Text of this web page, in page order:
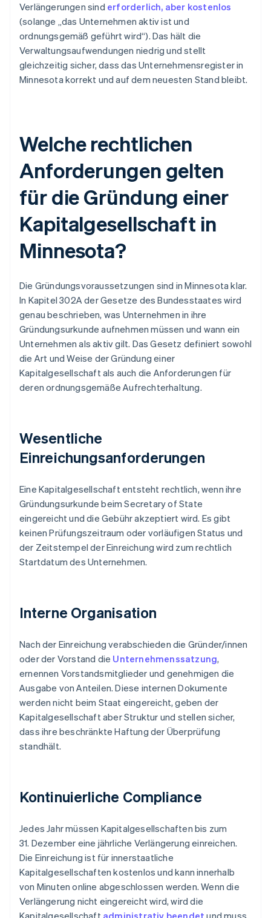
Verlängerungen sind erforderlich, aber kostenlos
(solange „das Unternehmen aktiv ist und
ordnungsgemäß geführt wird“). Das hält die
Verwaltungsaufwendungen niedrig und stellt
gleichzeitig sicher, dass das Unternehmensregister in
Minnesota korrekt und auf dem neuesten Stand bleibt.
Welche rechtlichen
Anforderungen gelten
für die Gründung einer
Kapitalgesellschaft in
Minnesota?
Die Gründungsvoraussetzungen sind in Minnesota klar.
In Kapitel 302A der Gesetze des Bundesstaates wird
genau beschrieben, was Unternehmen in ihre
Gründungsurkunde aufnehmen müssen und wann ein
Unternehmen als aktiv gilt. Das Gesetz definiert sowohl
die Art und Weise der Gründung einer
Kapitalgesellschaft als auch die Anforderungen für
deren ordnungsgemäße Aufrechterhaltung.
Wesentliche
Einreichungsanforderungen
Eine Kapitalgesellschaft entsteht rechtlich, wenn ihre
Gründungsurkunde beim Secretary of State
eingereicht und die Gebühr akzeptiert wird. Es gibt
keinen Prüfungszeitraum oder vorläufigen Status und
der Zeitstempel der Einreichung wird zum rechtlich
Startdatum des Unternehmen.
Interne Organisation
Nach der Einreichung verabschieden die Gründer/innen
oder der Vorstand die Unternehmenssatzung,
ernennen Vorstandsmitglieder und genehmigen die
Ausgabe von Anteilen. Diese internen Dokumente
werden nicht beim Staat eingereicht, geben der
Kapitalgesellschaft aber Struktur und stellen sicher,
dass ihre beschränkte Haftung der Überprüfung
standhält.
Kontinuierliche Compliance
Jedes Jahr müssen Kapitalgesellschaften bis zum
31. Dezember eine jährliche Verlängerung einreichen.
Die Einreichung ist für innerstaatliche
Kapitalgesellschaften kostenlos und kann innerhalb
von Minuten online abgeschlossen werden. Wenn die
Verlängerung nicht eingereicht wird, wird die